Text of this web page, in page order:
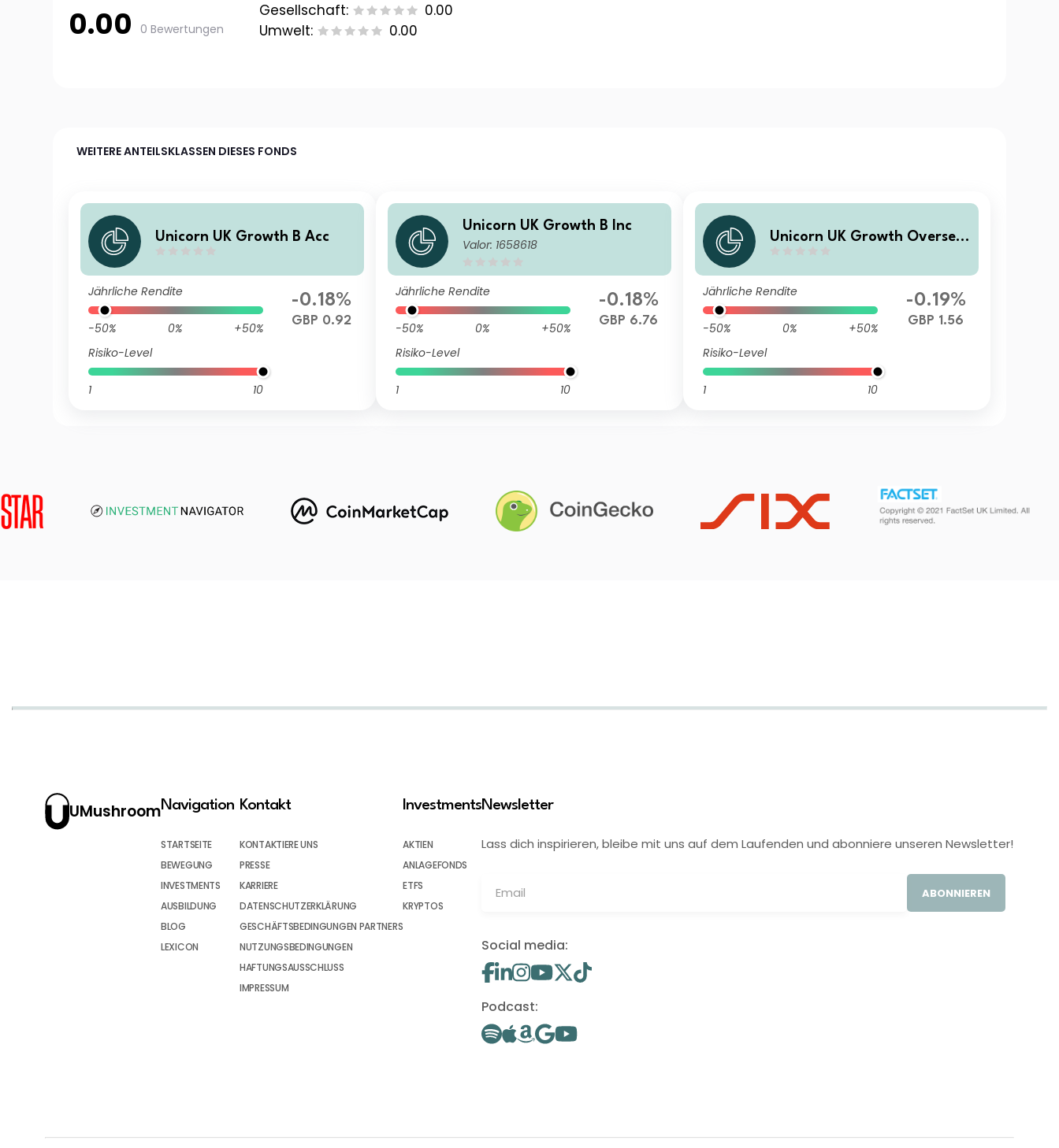
0.00 0 Bewertungen
Gesellschaft:
0.00
Umwelt:
0.00
WEITERE ANTEILSKLASSEN DIESES FONDS
Unicorn UK Growth B Acc
Jährliche Rendite
-50% 0%
+50%
Risiko-Level
1 10
-0.18%
GBP 0.92
Unicorn UK Growth B Inc
Valor: 1658618
Jährliche Rendite
-50% 0%
+50%
Risiko-Level
1 10
-0.18%
GBP 6.76
Unicorn UK Growth Oversea
Jährliche Rendite
-50% 0%
+50%
Risiko-Level
1 10
-0.19%
GBP 1.56
UMushroomNavigation
STARTSEITE
BEWEGUNG
INVESTMENTS
AUSBILDUNG
BLOG
LEXICON
Kontakt
KONTAKTIERE UNS
PRESSE
KARRIERE
DATENSCHUTZERKLÄRUNG
GESCHÄFTSBEDINGUNGEN PARTNERS
NUTZUNGSBEDINGUNGEN
HAFTUNGSAUSSCHLUSS
IMPRESSUM
Investments
AKTIEN
ANLAGEFONDS
ETFS
KRYPTOS
Newsletter
Lass dich inspirieren, bleibe mit uns auf dem Laufenden und abonniere unseren Newsletter!
ABONNIEREN
Social media:
Podcast: